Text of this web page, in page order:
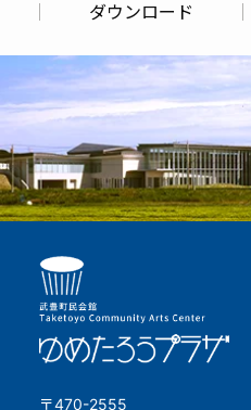
ダウンロード
〒470-2555